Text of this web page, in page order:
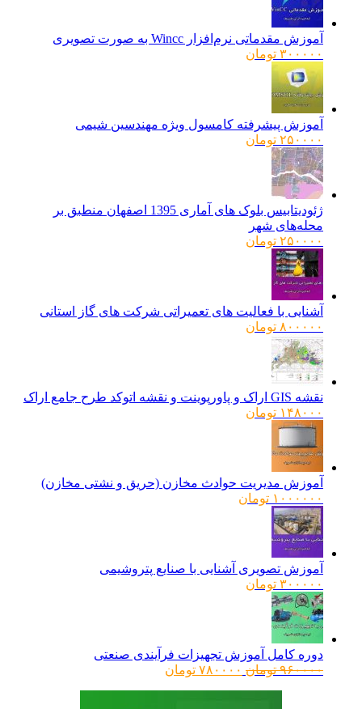
آموزش مقدماتی نرم‌افزار Wincc به صورت تصویری
۳۰۰۰۰۰ تومان
آموزش پیشرفته کامسول ویژه مهندسین شیمی
۲۵۰۰۰۰ تومان
ژئودیتابیس بلوک های آماری 1395 اصفهان منطبق بر
محله‌های شهر
۲۵۰۰۰۰ تومان
آشنایی با فعالیت های تعمیراتی شرکت های گاز استانی
۸۰۰۰۰۰ تومان
نقشه GIS اراک و پاورپوینت و نقشه اتوکد طرح جامع اراک
۱۴۸۰۰۰ تومان
آموزش مدیریت حوادث مخازن (حریق و نشتی مخازن)
۱۰۰۰۰۰۰ تومان
آموزش تصویری آشنایی با صنایع پتروشیمی
۳۰۰۰۰۰ تومان
دوره کامل آموزش تجهیزات فرآیندی صنعتی
۹۶۰۰۰۰ تومانقیمت
۷۸۰۰۰۰ تومانقیمت